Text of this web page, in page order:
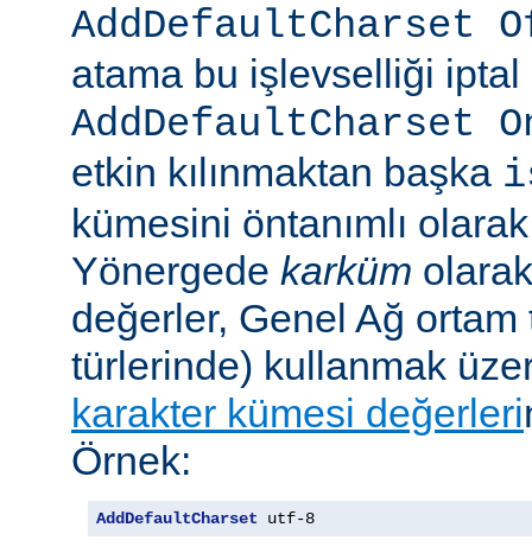
AddDefaultCharset
atama bu işlevselliği iptal
AddDefaultCharset
etkin kılınmaktan başka
kümesini öntanımlı
Yönergede karküm
değerler, Genel Ağ
türlerinde) kullanmak
karakter kümesi değerleri
Örnek:
AddDefaultCharset utf-8